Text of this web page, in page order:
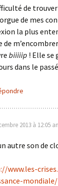
de
de mes
la plus
de
biiiiip ! Elle se
dans le
2013 à 12:05
autre son de
www.les-
mondiale/